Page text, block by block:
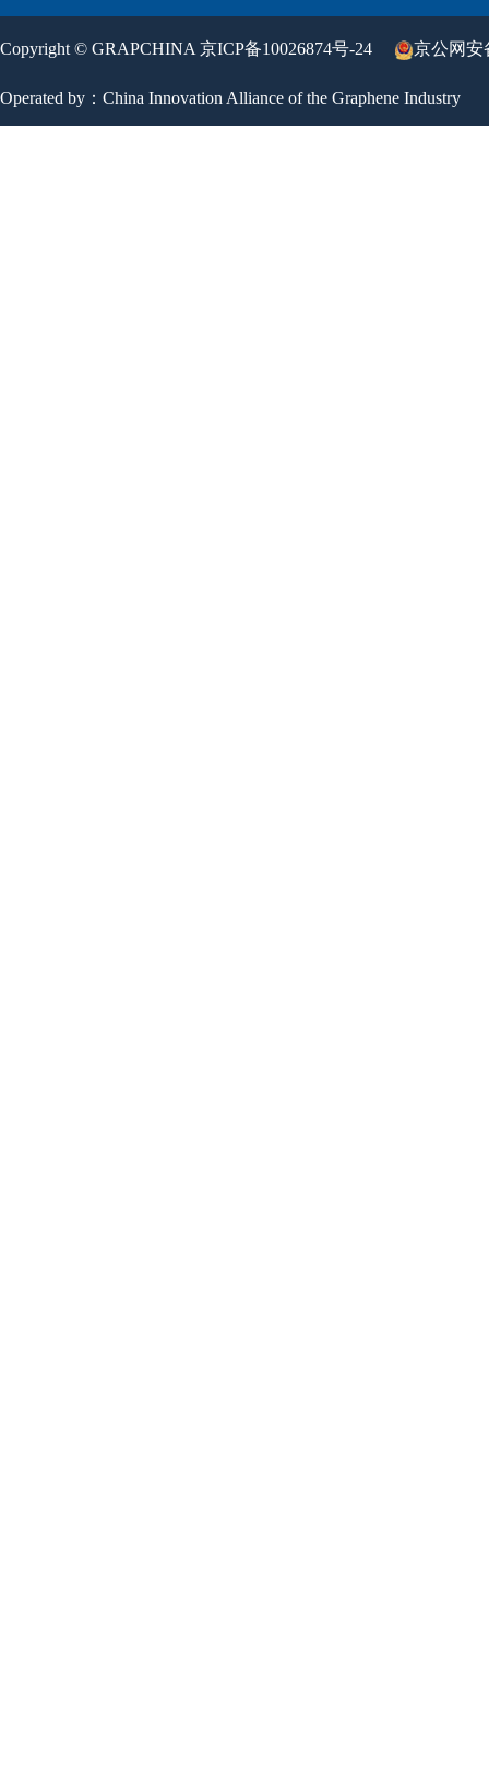
Copyright © GRAPCHINA 京ICP备10026874号-24 京公网安
Operated by：China Innovation Alliance of the Graphene Industry